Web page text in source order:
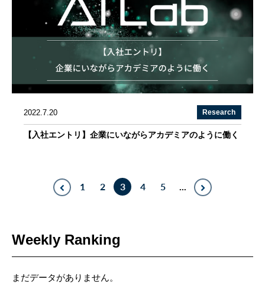
2022.7.20 Research
【入社エントリ】企業にいながらアカデミアのように働く
1 2 3 4 5 ...
Weekly Ranking
まだデータがありません。